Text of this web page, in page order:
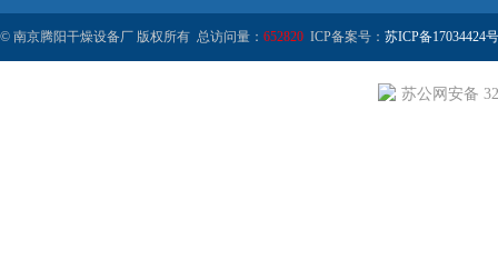
© 南京腾阳干燥设备厂 版权所有 总访问量： 652820 ICP备案号： 苏ICP备17034424
苏公网安备